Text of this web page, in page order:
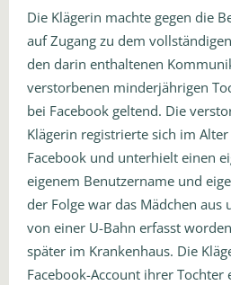
Die Klägerin machte gegen die
auf Zugang zu dem
den darin enthaltenen
verstorbenen minderjährigen
bei Facebook geltend. Die
Klägerin registrierte sich im
Facebook und unterhielt einen
eigenem Benutzername und
der Folge war das Mädchen aus
von einer U-Bahn erfasst
später im Krankenhaus. Die
Facebook-Account ihrer